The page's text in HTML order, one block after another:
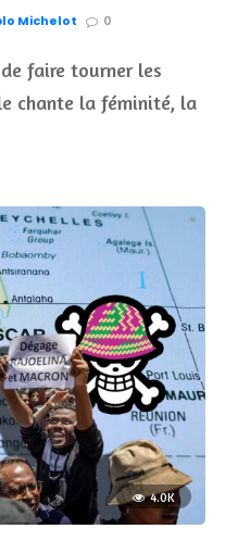
Michelot 0
faire tourner les
chante la féminité, la
4.0K